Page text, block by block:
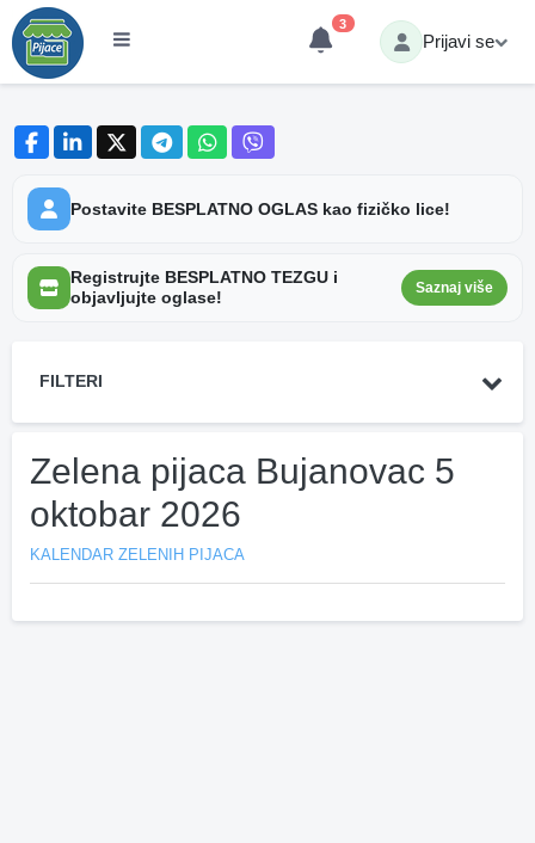
3
Prijavi se
Postavite BESPLATNO OGLAS kao fizičko lice!
Registrujte BESPLATNO TEZGU i
objavljujte oglase!
Saznaj više
FILTERI
Zelena pijaca Bujanovac 5
oktobar 2026
KALENDAR ZELENIH PIJACA